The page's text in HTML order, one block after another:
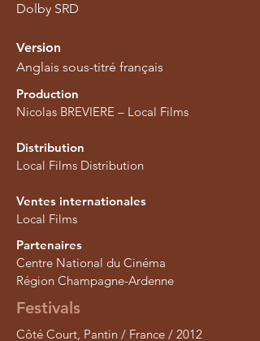
Dolby SRD
Version
Anglais sous-titré français
Production
Nicolas BREVIERE – Local Films
Distribution
Local Films Distribution
Ventes internationales
Local Films
Partenaires
Centre National du Cinéma
Région Champagne-Ardenne
Festivals
Côté Court, Pantin / France / 2012